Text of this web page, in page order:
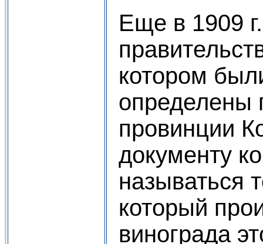
Еще в 1909
котором
определены
провинции
документу
называться
который
винограда